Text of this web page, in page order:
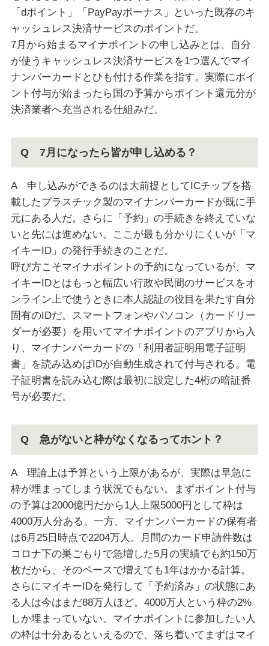
「dポイント」「PayPayボーナス」といった既存のキ
ャッシュレス決済サービスのポイントだ。
7月から始まるマイナポイントの申し込みとは、自分
が使うキャッシュレス決済サービスを1つ選んでマイ
ナンバーカードとひも付ける作業を指す。実際にポイ
ント付与が始まったら国の予算からポイント還元分が
決済業者へ充当される仕組みだ。
Q 7月になったら皆が申し込める？
A 申し込みができるのは大前提としてICチップを搭
載したプラスチック製のマイナンバーカードが既に手
元にある人だ。さらに「予約」の手続きを終えていな
いと先には進めない。ここが最も分かりにくいが「マ
イキーID」の発行手続きのことだ。
呼び方こそマイナポイントの予約になっているが、マ
イキーIDとはもっと幅広い行政や民間のサービスをオ
ンライン上で使うときに本人認証の役目を果たす自分
固有のIDだ。スマートフォンやパソコン（カードリー
ダーが必要）を用いてマイナポイントのアプリから入
り、マイナンバーカードの「利用者証明用電子証明
書」を読み込めばIDが自動生成されて付与される。電
子証明書を読み込む際は最初に設定した4桁の暗証番
号が必要だ。
Q 急がないと枠がなくなるってホント？
A 理論上は予算という上限があるが、実際は早急に
枠が埋まってしまう状況でもない。まずポイント付与
の予算は2000億円だから1人上限5000円として枠は
4000万人分ある。一方、マイナンバーカードの保有者
は6月25日時点で2204万人。月間のカード申請件数は
コロナ下の巣ごもりで急増した5月の実績でも約150万
枚だから、そのペースで増えても1年はかかる計算。
さらにマイキーIDを発行して「予約済み」の状態にあ
る人は今はまだ88万人ほど。4000万人という枠の2%
しか埋まっていない。マイナポイントに参加したい人
の枠は十分あるといえるので、落ち着いてまずはマイ